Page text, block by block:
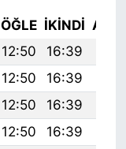
ÖĞLE İKINDI
12:50 16:39
12:50 16:39
12:50 16:39
12:50 16:39